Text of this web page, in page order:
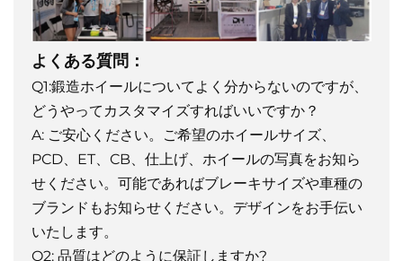
よくある質問：
Q1:鍛造ホイールについてよく分からないのですが、
どうやってカスタマイズすればいいですか？
A: ご安心ください。ご希望のホイールサイズ、
PCD、ET、CB、仕上げ、ホイールの写真をお知ら
せください。可能であればブレーキサイズや車種の
ブランドもお知らせください。デザインをお手伝い
いたします。
Q2: 品質はどのように保証しますか?